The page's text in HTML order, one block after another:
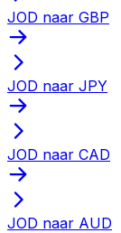
JOD naar GBP
JOD naar JPY
JOD naar CAD
JOD naar AUD